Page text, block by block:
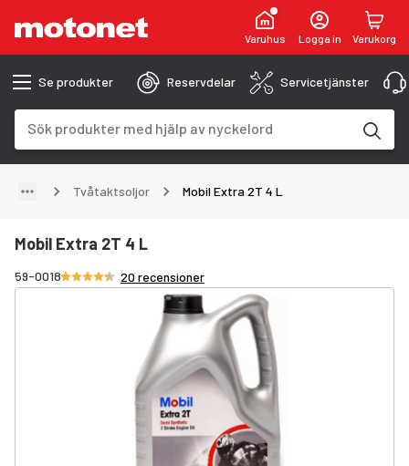
Varuhus Logga in Varukorg
Se produkter Reservdelar Servicetjänster
Tvåtaktsoljor Mobil Extra 2T 4 L
Mobil Extra 2T 4 L
59-0018Betyg 4.7/5 stjärnor
20 recensioner